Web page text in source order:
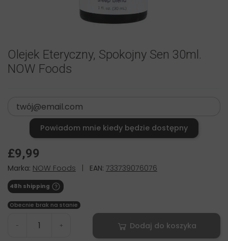
Olejek Eteryczny, Spokojny Sen 30ml.
NOW Foods
Powiadom mnie kiedy będzie dostępny
£9,99
Marka: NOW Foods EAN: 733739076076
48h shipping
Obecnie brak na stanie
- + Dodaj do koszyka